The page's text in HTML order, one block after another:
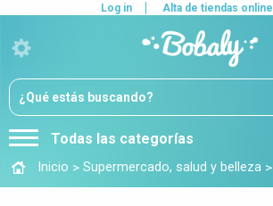
Todas las categorías
Log in Alta de tiendas online
Inicio > Supermercado, salud y belleza >